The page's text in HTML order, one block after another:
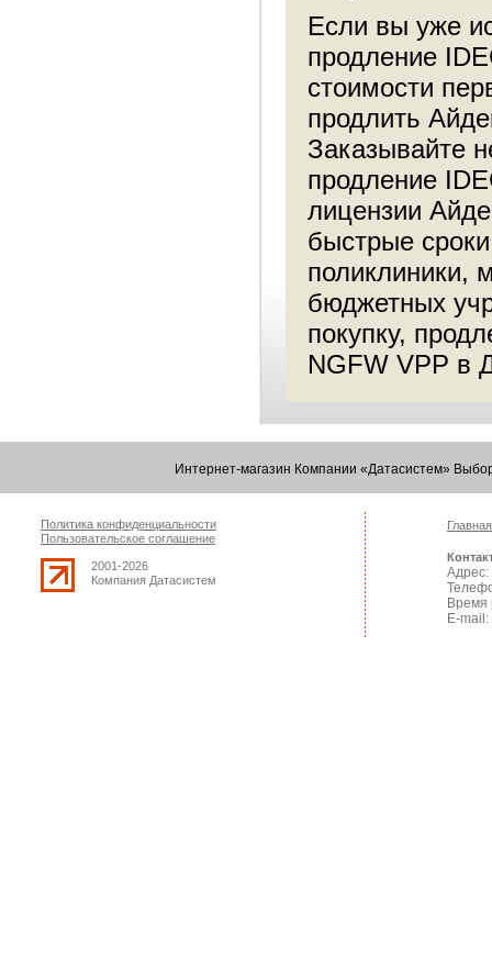
Если вы уже
продление
стоимости
продлить
Заказывайте
продление
лицензии
быстрые
поликлиники,
бюджетных
покупку,
NGFW VPP в
Интернет-магазин Компании «Датасистем»
Политика конфиденциальности
Пользовательское соглашение
2001-2026
Компания Датасистем
Главная
Адрес:
Время
E-